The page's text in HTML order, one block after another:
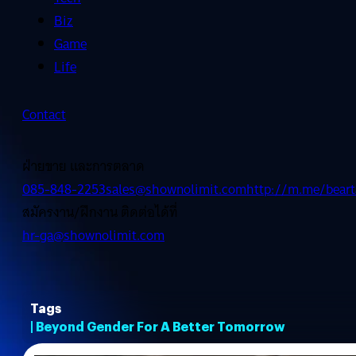
Biz
Game
Life
Contact
ฝ่ายขาย และการตลาด
085-848-2253sales@shownolimit.comhttp://m.me/
สมัครงาน/ฝึกงาน ติดต่อได้ที่
hr-ga@shownolimit.com
Tags
| Beyond Gender For A Better Tomorrow